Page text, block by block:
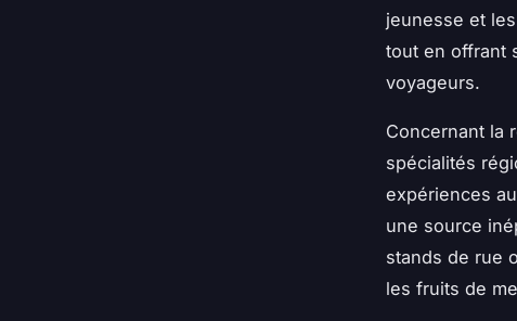
jeunesse et
tout en offrant
voyageurs.
Concernant la
spécialités
expériences
une source
stands de rue
les fruits de